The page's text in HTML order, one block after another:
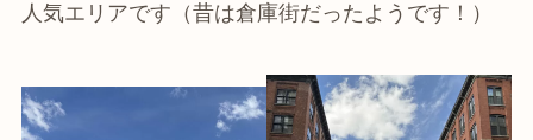
人気エリアです（昔は倉庫街だったようです！）